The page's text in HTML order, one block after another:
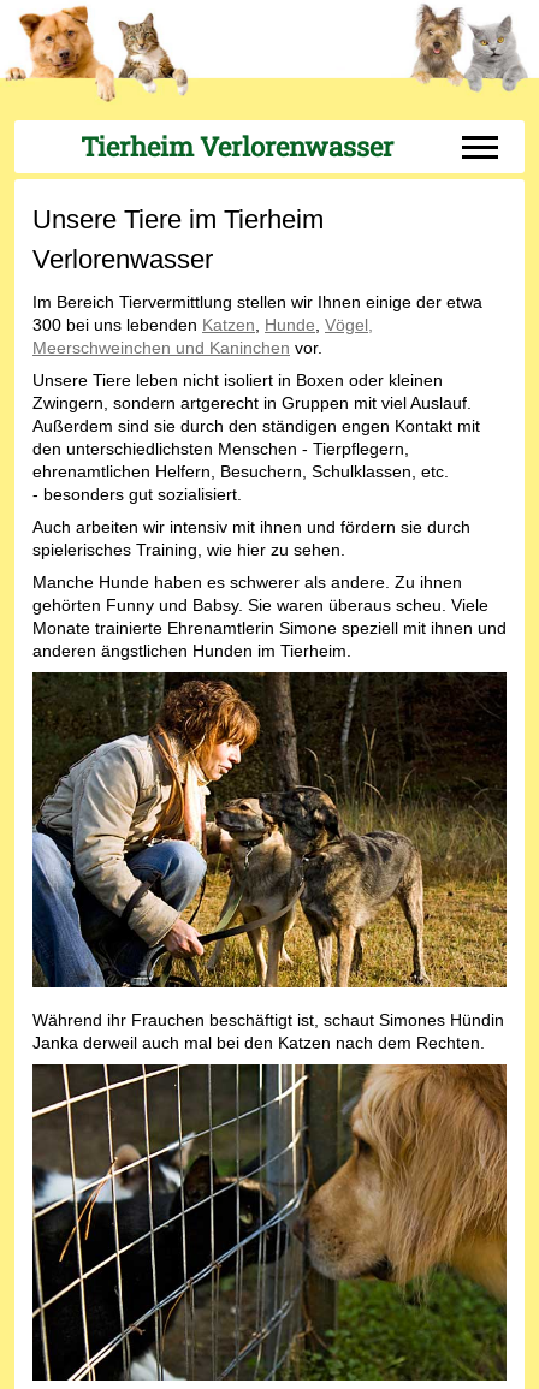
Tierheim Verlorenwasser Off-
Unsere Tiere im Tierheim
Verlorenwasser
Im Bereich Tiervermittlung stellen wir Ihnen einige der etwa
300 bei uns lebenden Katzen Hunde Vögel,
Meerschweinchen und Kaninchen vor.
Unsere Tiere leben nicht isoliert in Boxen oder kleinen
Zwingern, sondern artgerecht in Gruppen mit viel Auslauf.
Außerdem sind sie durch den ständigen engen Kontakt mit
den unterschiedlichsten Menschen - Tierpflegern,
ehrenamtlichen Helfern, Besuchern, Schulklassen, etc.
- besonders gut sozialisiert.
Auch arbeiten wir intensiv mit ihnen und fördern sie durch
spielerisches Training, wie hier zu sehen.
Manche Hunde haben es schwerer als andere. Zu ihnen
gehörten Funny und Babsy. Sie waren überaus scheu. Viele
Monate trainierte Ehrenamtlerin Simone speziell mit ihnen und
anderen ängstlichen Hunden im Tierheim.
Während ihr Frauchen beschäftigt ist, schaut Simones Hündin
Janka derweil auch mal bei den Katzen nach dem Rechten.